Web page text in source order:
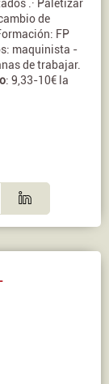
.· Paletizar
de
FP
maquinista -
de trabajar.
: 9,33-10€ la